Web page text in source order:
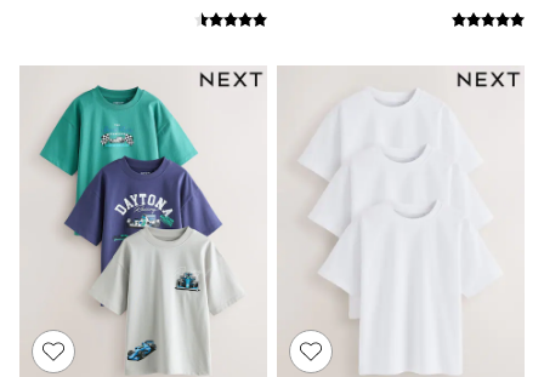
Shirts & Blouses
Shorts & Skirts
Sportswear
Sweatshirts & Hoodies
Swimwear
Tops & T-Shirts
Tracksuits
New In
Occasion and Party Dresses
School Dresses
Sequin Dresses
Short Sleeve Dresses
Longsleeve Dresses